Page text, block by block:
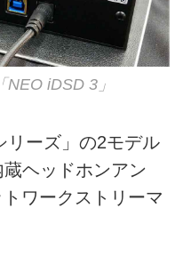
iDSD 3」
ーズ」の2モデル
ヘッドホンアン
ワークストリーマ